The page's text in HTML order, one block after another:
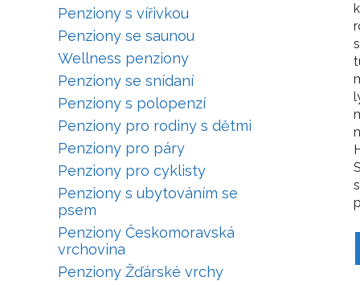
Penziony s vířivkou
Penziony se saunou
Wellness penziony
Penziony se snídaní
Penziony s polopenzí
Penziony pro rodiny s dětmi
Penziony pro páry
Penziony pro cyklisty
Penziony s ubytováním se
psem
Penziony Českomoravská
vrchovina
Penziony Žďárské vrchy